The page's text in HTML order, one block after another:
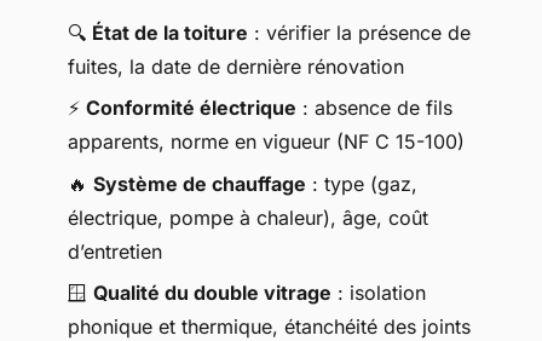
🔍 État de la toiture : vérifier la présence de
fuites, la date de dernière rénovation
⚡ Conformité électrique : absence de fils
apparents, norme en vigueur (NF C 15-100)
🔥 Système de chauffage : type (gaz,
électrique, pompe à chaleur), âge, coût
d’entretien
🪟 Qualité du double vitrage : isolation
phonique et thermique, étanchéité des joints